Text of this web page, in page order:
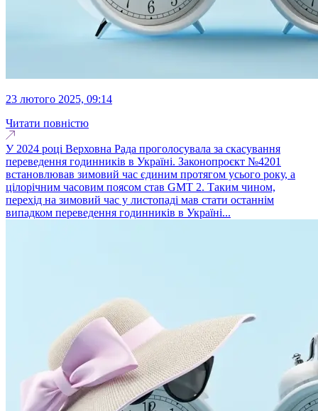
23 лютого 2025, 09:14
Читати повністю
У 2024 році Верховна Рада проголосувала за скасування
переведення годинників в Україні. Законопроєкт №4201
встановлював зимовий час єдиним протягом усього року, а
цілорічним часовим поясом став GMT 2. Таким чином,
перехід на зимовий час у листопаді мав стати останнім
випадком переведення годинників в Україні...